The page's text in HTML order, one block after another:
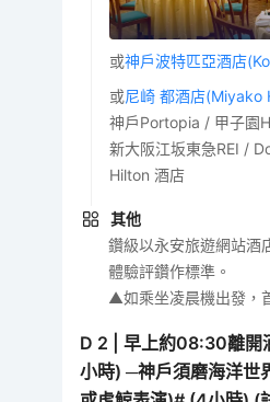
或神戶波特匹亞酒店
或尼崎 都酒店(Miyako
神戶Portopia / 甲子園
新大阪江坂東急REI /
Hilton 酒店
其他
鑽級以永安旅遊網站酒
體驗評鑽作標準。
▲如乘坐凌晨機出發，
D 2 |早上約08:30離開
小時) ─神戶須磨海洋世